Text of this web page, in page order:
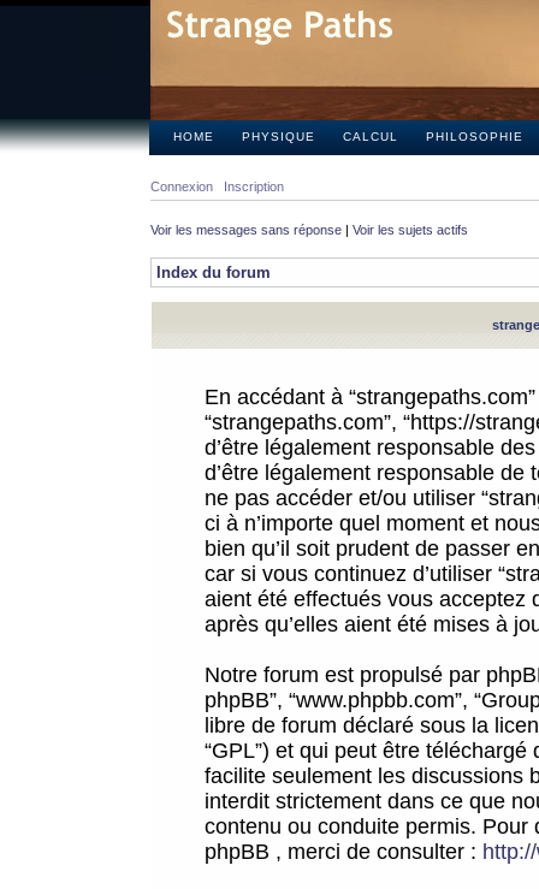
HOME PHYSIQUE CALCUL PHILOSOPHIE
Connexion Inscription
Voir les messages sans réponse | Voir les sujets actifs
Index du forum
En accédant à
“strangepaths.com”, “https://
d’être légalement responsable
d’être légalement responsable
ne pas accéder et/ou utiliser
ci à n’importe quel moment et
bien qu’il soit prudent de passer
car si vous continuez d’utiliser
aient été effectués vous acceptez
après qu’elles aient été mises à
Notre forum est propulsé par
phpBB”, “www.phpbb.com”,
libre de forum déclaré sous la
“GPL”) et qui peut être téléchargé
facilite seulement les discussions
interdit strictement dans ce que
contenu ou conduite permis.
phpBB , merci de consulter :